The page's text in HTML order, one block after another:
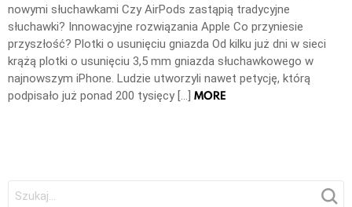
nowymi słuchawkami Czy AirPods zastąpią tradycyjne
słuchawki? Innowacyjne rozwiązania Apple Co przyniesie
przyszłość? Plotki o usunięciu gniazda Od kilku już dni w sieci
krążą plotki o usunięciu 3,5 mm gniazda słuchawkowego w
najnowszym iPhone. Ludzie utworzyli nawet petycję, którą
podpisało już ponad 200 tysięcy […] MORE
Szukaj: